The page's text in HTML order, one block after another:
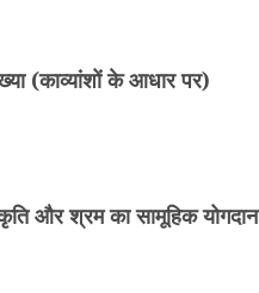
(काव्यांशों के आधार पर)
और श्रम का सामूहिक योगदान